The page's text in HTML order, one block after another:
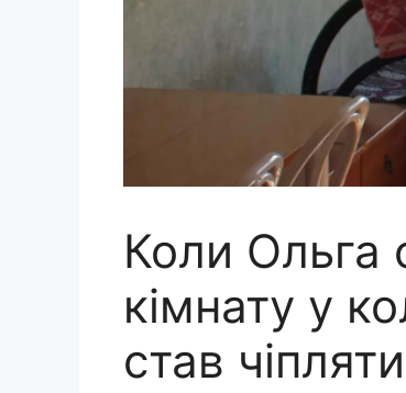
Коли Ольга
кімнату у
став